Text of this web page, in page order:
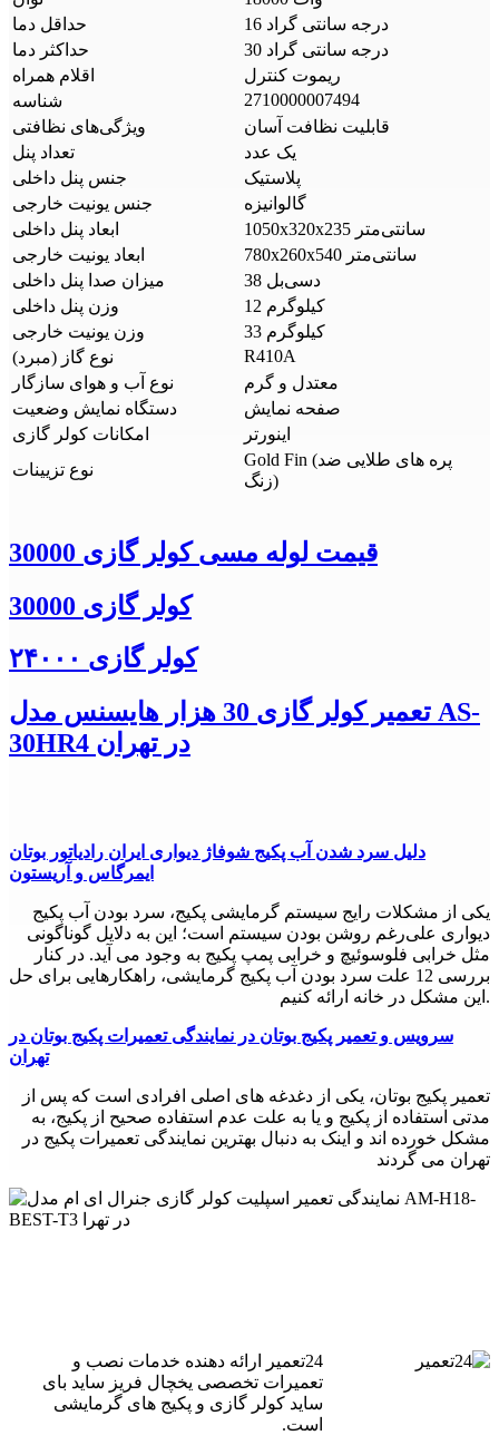
حداقل دما
16 درجه سانتی گراد
حداکثر دما
30 درجه سانتی گراد
اقلام همراه
ریموت کنترل
شناسه
2710000007494
ویژگی‌های نظافتی
قابلیت نظافت آسان
تعداد پنل
یک عدد
جنس پنل داخلی
پلاستیک
جنس یونیت خارجی
گالوانیزه
ابعاد پنل داخلی
1050x320x235 سانتی‌متر
ابعاد یونیت خارجی
780x260x540 سانتی‌متر
میزان صدا پنل داخلی
38 دسی‌بل
وزن پنل داخلی
12 کیلوگرم
وزن یونیت خارجی
33 کیلوگرم
نوع گاز (مبرد)
R410A
نوع آب و هوای سازگار
معتدل و گرم
دستگاه نمایش وضعیت
صفحه نمایش
امکانات کولر گازی
اینورتر
نوع تزیینات
Gold Fin (پره های طلایی ضد
زنگ)
قیمت لوله مسی کولر گازی 30000
کولر گازی 30000
کولر گازی ۲۴۰۰۰
تعمیر کولر گازی 30 هزار هایسنس مدل AS-
30HR4 در تهران
دلیل سرد شدن آب پکیج شوفاژ دیواری ایران رادیاتور بوتان
ایمرگاس و آریستون
یکی از مشکلات رایج سیستم گرمایشی پکیج، سرد بودن آب پکیج
دیواری علی‌رغم روشن بودن سیستم است؛ این به دلایل گوناگونی
مثل خرابی فلوسوئیچ و خرابی پمپ پکیج به وجود می آید. در کنار
بررسی 12 علت سرد بودن آب پکیج گرمایشی، راهکارهایی برای حل
این مشکل در خانه ارائه کنیم.
سرویس و تعمیر پکیج بوتان در نمایندگی تعمیرات پکیج بوتان در
تهران
تعمیر پکیج بوتان، یکی از دغدغه های اصلی افرادی است که پس از
مدتی استفاده از پکیج و یا به علت عدم استفاده صحیح از پکیج، به
مشکل خورده اند و اینک به دنبال بهترین نمایندگی تعمیرات پکیج در
تهران می گردند
24تعمیر ارائه دهنده خدمات نصب و
تعمیرات تخصصی یخچال فریز ساید بای
ساید کولر گازی و پکیج های گرمایشی
است.